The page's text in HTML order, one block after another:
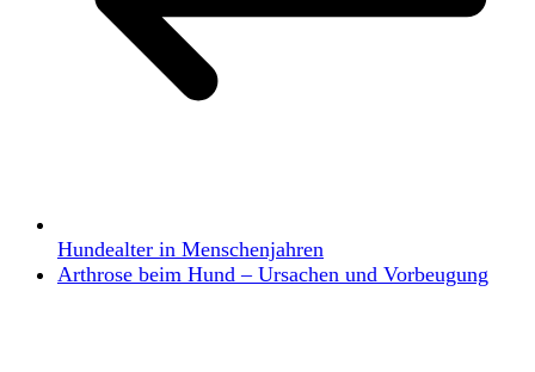
Hundealter in Menschenjahren
Arthrose beim Hund – Ursachen und Vorbeugung